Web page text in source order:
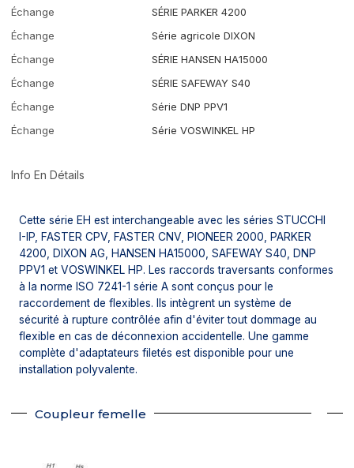
Échange
SÉRIE PARKER 4200
Échange
Série agricole DIXON
Échange
SÉRIE HANSEN HA15000
Échange
SÉRIE SAFEWAY S40
Échange
Série DNP PPV1
Échange
Série VOSWINKEL HP
Info En Détails
Cette série EH est interchangeable avec les séries STUCCHI
I-IP, FASTER CPV, FASTER CNV, PIONEER 2000, PARKER
4200, DIXON AG, HANSEN HA15000, SAFEWAY S40, DNP
PPV1 et VOSWINKEL HP. Les raccords traversants conformes
à la norme ISO 7241-1 série A sont conçus pour le
raccordement de flexibles. Ils intègrent un système de
sécurité à rupture contrôlée afin d'éviter tout dommage au
flexible en cas de déconnexion accidentelle. Une gamme
complète d'adaptateurs filetés est disponible pour une
installation polyvalente.
Coupleur femelle